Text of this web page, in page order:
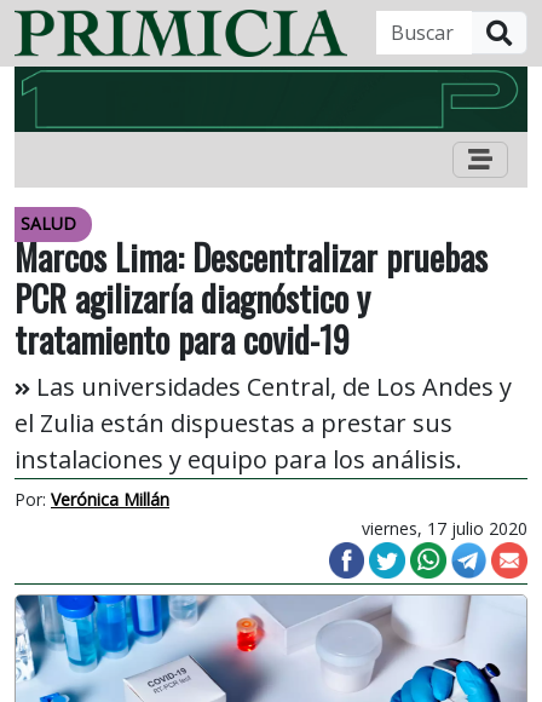
SALUD
Marcos Lima: Descentralizar pruebas
PCR agilizaría diagnóstico y
tratamiento para covid-19
Las universidades Central, de Los Andes y
el Zulia están dispuestas a prestar sus
instalaciones y equipo para los análisis.
Por: Verónica Millán
viernes, 17 julio 2020